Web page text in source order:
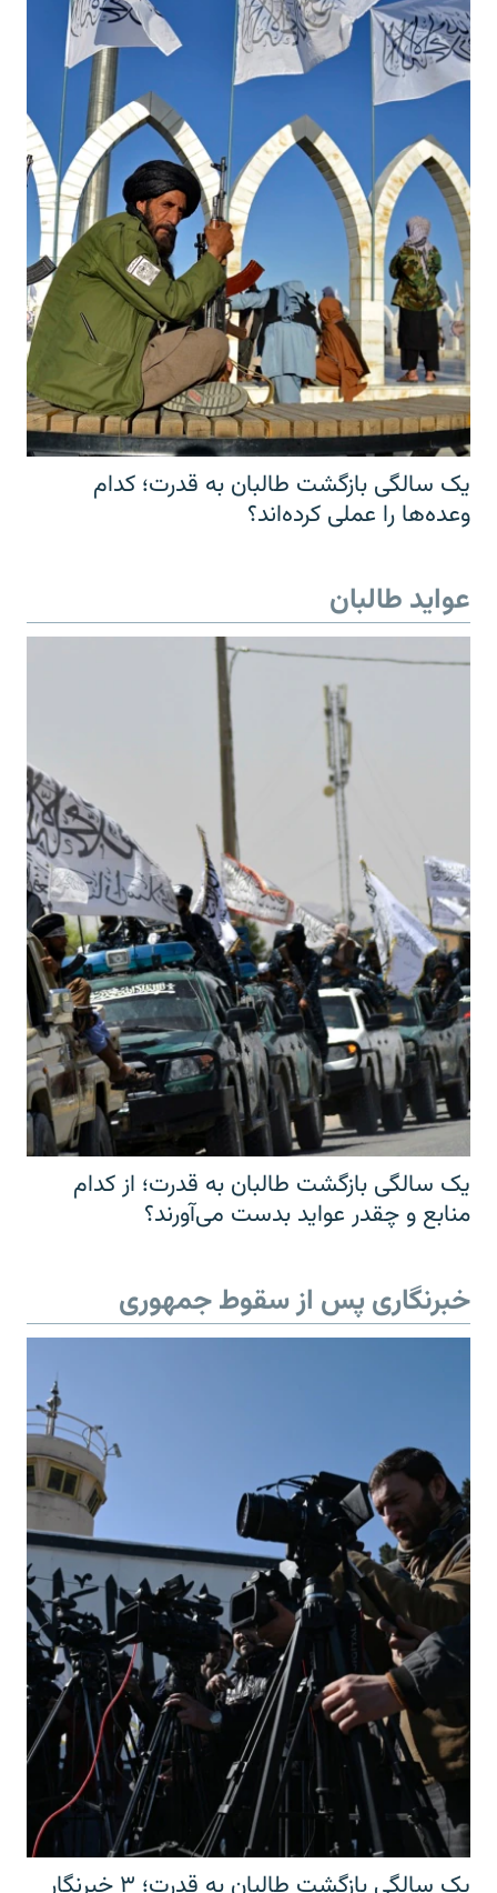
یک سالگی بازگشت طالبان به قدرت؛ کدام
وعده‌ها را عملی کرده‌اند؟
عواید طالبان
یک سالگی بازگشت طالبان به قدرت؛ از کدام
منابع و چقدر عواید بدست می‌آورند؟
خبرنگاری پس از سقوط جمهوری